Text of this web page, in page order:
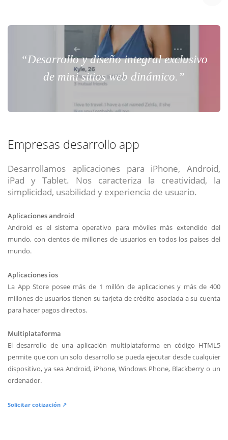
“Desarrollo y diseño integral exclusivo
de mini sitios web dinámico.”
Empresas desarrollo app
Desarrollamos aplicaciones para iPhone, Android,
iPad y Tablet. Nos caracteriza la creatividad, la
simplicidad, usabilidad y experiencia de usuario.
Aplicaciones android
Android es el sistema operativo para móviles más extendido del
mundo, con cientos de millones de usuarios en todos los países del
mundo.
Aplicaciones ios
La App Store posee más de 1 millón de aplicaciones y más de 400
millones de usuarios tienen su tarjeta de crédito asociada a su cuenta
para hacer pagos directos.
Multiplataforma
El desarrollo de una aplicación multiplataforma en código HTML5
permite que con un solo desarrollo se pueda ejecutar desde cualquier
dispositivo, ya sea Android, iPhone, Windows Phone, Blackberry o un
ordenador.
Solicitar cotización ↗